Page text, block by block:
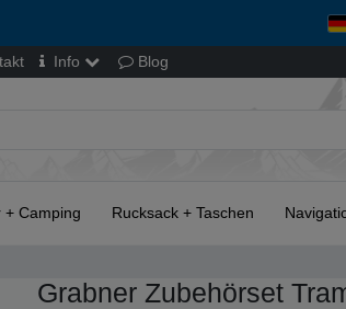
Info Blog
+ Camping Rucksack + Taschen
Grabner Zubehörset